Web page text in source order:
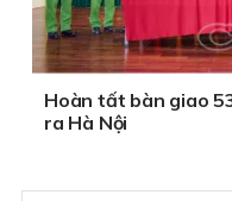
Hoàn tất bàn giao
ra Hà Nội